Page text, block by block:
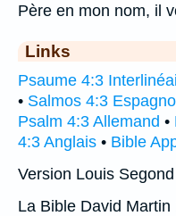
Père en mon nom, il
Links
Psaume 4:3
• Salmos 4:3
Psalm 4:3 Allemand •
4:3 Anglais • Bible
Version Louis
La Bible David Martin